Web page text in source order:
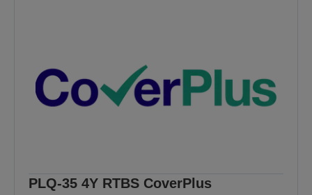
PLQ-35 4Y RTBS CoverPlus